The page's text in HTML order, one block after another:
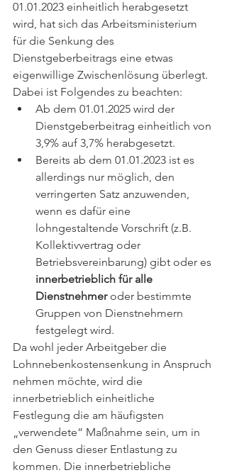
01.01.2023 einheitlich herabgesetzt
wird, hat sich das Arbeitsministerium
für die Senkung des
Dienstgeberbeitrags eine etwas
eigenwillige Zwischenlösung überlegt.
Dabei ist Folgendes zu beachten:
Ab dem 01.01.2025 wird der
Dienstgeberbeitrag einheitlich von
3,9% auf 3,7% herabgesetzt.
Bereits ab dem 01.01.2023 ist es
allerdings nur möglich, den
verringerten Satz anzuwenden,
wenn es dafür eine
lohngestaltende Vorschrift (z.B.
Kollektivvertrag oder
Betriebsvereinbarung) gibt oder es
innerbetrieblich für alle
Dienstnehmer oder bestimmte
Gruppen von Dienstnehmern
festgelegt wird.
Da wohl jeder Arbeitgeber die
Lohnnebenkostensenkung in Anspruch
nehmen möchte, wird die
innerbetrieblich einheitliche
Festlegung die am häufigsten
„verwendete“ Maßnahme sein, um in
den Genuss dieser Entlastung zu
kommen. Die innerbetriebliche